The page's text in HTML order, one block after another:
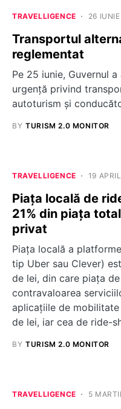
TRAVELLIGENCE 26
Transportul
reglementat
Pe 25 iunie, Guvernul
urgență privind
autoturism şi
BY TURISM 2.0 MONITOR
TRAVELLIGENCE 19
Piața locală de
21% din piața
privat
Piața locală a
tip Uber sau Clever)
de lei, din care piața
contravaloarea
aplicațiile de
de lei, iar cea de ride-
BY TURISM 2.0 MONITOR
TRAVELLIGENCE 5